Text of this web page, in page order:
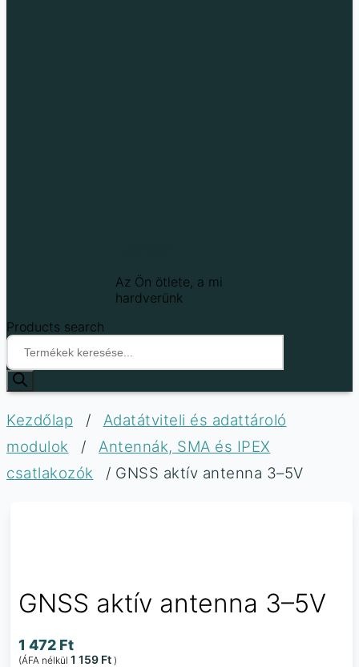
Az Ön ötlete, a mi
hardverünk
Products search
Kezdőlap /
Adatátviteli és adattároló
modulok
/
Antennák, SMA és IPEX
csatlakozók
/ GNSS aktív antenna 3–5V
GNSS aktív antenna 3–5V
1 472 Ft
(ÁFA nélkül 1 159 Ft )